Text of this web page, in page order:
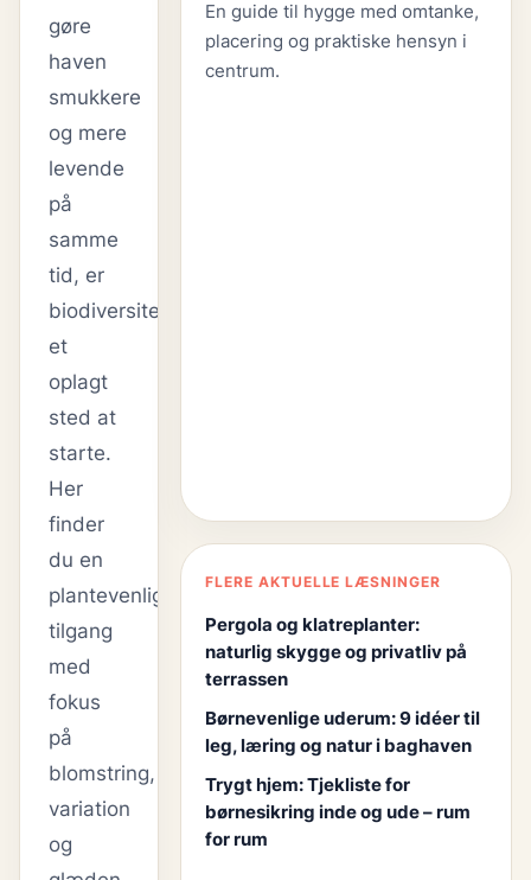
gøre
haven
smukkere
og mere
levende
på
samme
tid, er
biodiversitet
et
oplagt
sted at
starte.
Her
finder
du en
plantevenlig
tilgang
med
fokus
på
blomstring,
variation
og
En guide til hygge med omtanke,
placering og praktiske hensyn i
centrum.
FLERE AKTUELLE LÆSNINGER
Pergola og klatreplanter:
naturlig skygge og privatliv på
terrassen
Børnevenlige uderum: 9 idéer til
leg, læring og natur i baghaven
Trygt hjem: Tjekliste for
børnesikring inde og ude – rum
for rum